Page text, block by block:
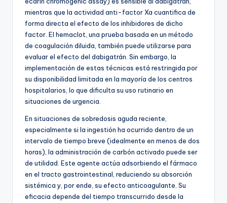
mientras que la actividad anti-factor Xa cuantifica de
forma directa el efecto de los inhibidores de dicho
factor. El hemaclot, una prueba basada en un método
de coagulación diluida, también puede utilizarse para
evaluar el efecto del dabigatrán. Sin embargo, la
implementación de estas técnicas está restringida por
su disponibilidad limitada en la mayoría de los centros
hospitalarios, lo que dificulta su uso rutinario en
situaciones de urgencia.
En situaciones de sobredosis aguda reciente,
especialmente si la ingestión ha ocurrido dentro de un
intervalo de tiempo breve (idealmente en menos de dos
horas), la administración de carbón activado puede ser
de utilidad. Este agente actúa adsorbiendo el fármaco
en el tracto gastrointestinal, reduciendo su absorción
sistémica y, por ende, su efecto anticoagulante. Su
eficacia depende del tiempo transcurrido desde la